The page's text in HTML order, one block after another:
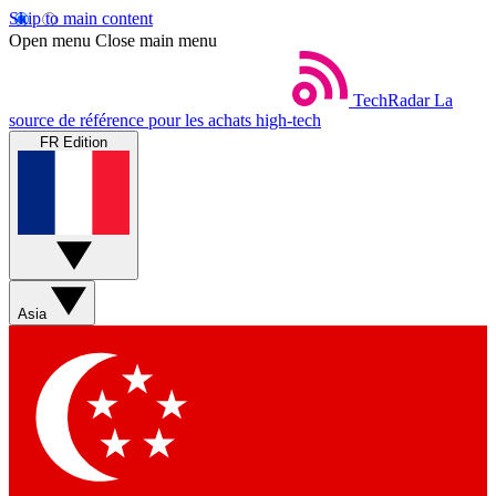
Skip to main content
Open menu Close main menu
TechRadar La
source de référence pour les achats high-tech
FR Edition
Asia